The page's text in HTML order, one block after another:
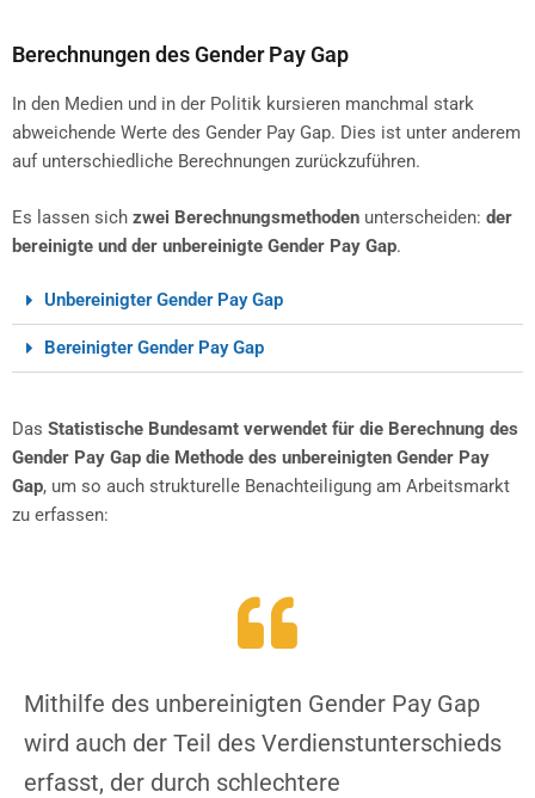
Berechnungen des Gender Pay Gap
In den Medien und in der Politik kursieren manchmal stark
abweichende Werte des Gender Pay Gap. Dies ist unter anderem
auf unterschiedliche Berechnungen zurückzuführen.
Es lassen sich zwei Berechnungsmethoden unterscheiden: der
bereinigte und der unbereinigte Gender Pay Gap.
Unbereinigter Gender Pay Gap
Bereinigter Gender Pay Gap
Das Statistische Bundesamt verwendet für die Berechnung des
Gender Pay Gap die Methode des unbereinigten Gender Pay
Gap, um so auch strukturelle Benachteiligung am Arbeitsmarkt
zu erfassen:
Mithilfe des unbereinigten Gender Pay Gap
wird auch der Teil des Verdienstunterschieds
erfasst, der durch schlechtere